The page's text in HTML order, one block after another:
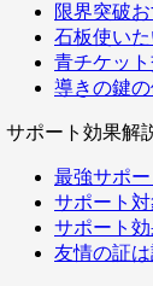
限界突破
石板使い
青チケッ
導きの鍵
サポート効果解
最強サポ
サポート
サポート
友情の証